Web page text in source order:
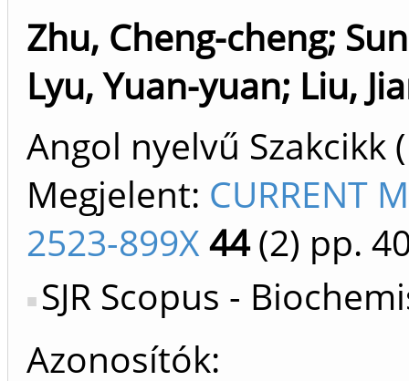
Zhu, Cheng-cheng;
Lyu, Yuan-yuan; Liu,
Angol nyelvű
Megjelent: CURRENT
2523-899X 44(2) pp.
SJR Scopus -
Azonosítók